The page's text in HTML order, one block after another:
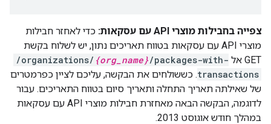
צפייה בחבילות מוצרי API עם עסקאות:
כדי לאחזר חבילות
מוצרי API עם עסקאות בטווח תאריכים נתון, יש לשלוח בקשת
GET אל
/organizations/ {org_name}/packages-with-
transactions. כששולחים את הבקשה, עליכם לציין כפרמטרים
של שאילתה תאריך התחלה ותאריך סיום בטווח התאריכים. עבור
לדוגמה, הבקשה הבאה מאחזרת חבילות מוצרי API עם עסקאות
במהלך חודש אוגוסט 2013.